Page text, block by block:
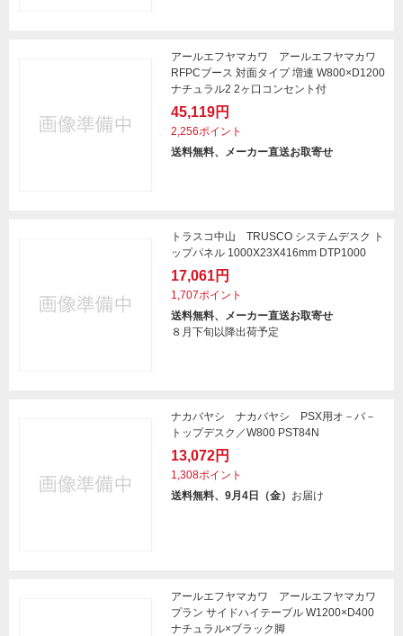
アールエフヤマカワ アールエフヤマカワ
RFPCブース 対面タイプ 増連 W800×D1200
ナチュラル2 2ヶ口コンセント付
45,119円
2,256ポイント
送料無料、メーカー直送お取寄せ
トラスコ中山 TRUSCO システムデスク ト
ップパネル 1000X23X416mm DTP1000
17,061円
1,707ポイント
送料無料、メーカー直送お取寄せ
８月下旬以降出荷予定
ナカバヤシ ナカバヤシ PSX用オ－バ－
トップデスク／W800 PST84N
13,072円
1,308ポイント
送料無料、9月4日（金） お届け
アールエフヤマカワ アールエフヤマカワ
プラン サイドハイテーブル W1200×D400
ナチュラル×ブラック脚